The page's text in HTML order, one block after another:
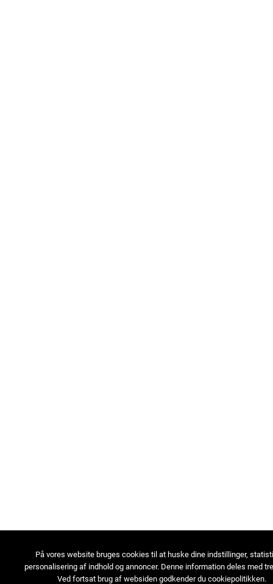
På vores website bruges cookies til at huske dine indstillinger,
personalisering af indhold og annoncer. Denne information deles med
Ved fortsat brug af websiden godkender du cookiepolitikken.